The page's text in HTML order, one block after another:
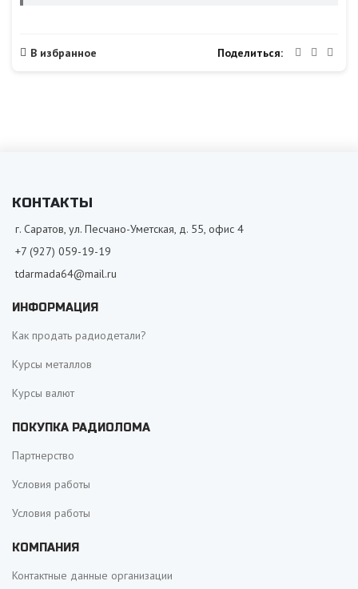
В избранное Поделиться
КОНТАКТЫ
г. Саратов, ул. Песчано-Уметская, д. 55, офис 4
+7 (927) 059-19-19
tdarmada64@mail.ru
ИНФОРМАЦИЯ
Как продать радиодетали?
Курсы металлов
Курсы валют
ПОКУПКА РАДИОЛОМА
Партнерство
Условия работы
Условия работы
КОМПАНИЯ
Контактные данные организации